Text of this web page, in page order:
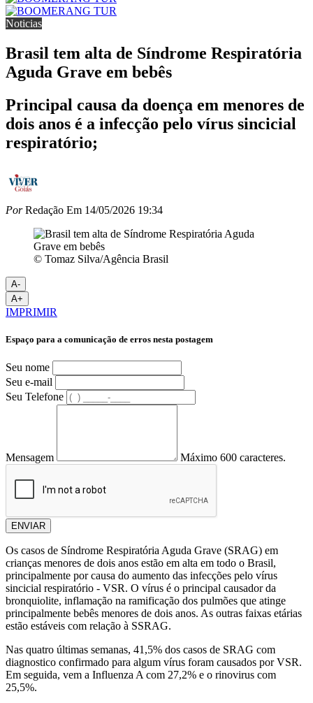
Noticias
Brasil tem alta de Síndrome Respiratória
Aguda Grave em bebês
Principal causa da doença em menores de
dois anos é a infecção pelo vírus sincicial
respiratório;
PorRedação Em 14/05/2026 19:34
© Tomaz Silva/Agência Brasil
A-
A+
IMPRIMIR
Espaço para a comunicação de erros nesta postagem
Seu nome
Seu e-mail
Seu Telefone
Mensagem Máximo 600 caracteres.
ENVIAR
Os casos de Síndrome Respiratória Aguda Grave (SRAG) em
crianças menores de dois anos estão em alta em todo o Brasil,
principalmente por causa do aumento das infecções pelo vírus
sincicial respiratório - VSR. O vírus é o principal causador da
bronquiolite, inflamação na ramificação dos pulmões que atinge
principalmente bebês menores de dois anos. As outras faixas etárias
estão estáveis com relação à SSRAG.
Nas quatro últimas semanas, 41,5% dos casos de SRAG com
diagnostico confirmado para algum vírus foram causados por VSR.
Em seguida, vem a Influenza A com 27,2% e o rinovirus com
25,5%.